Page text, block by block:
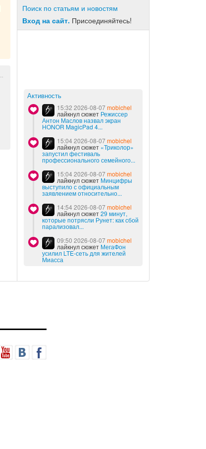
Поиск по статьям и новостям
Вход на сайт. Присоединяйтесь!
Активность
15:32 2026-08-07mobichel
лайкнул сюжет Режиссер
Антон Маслов назвал экран
HONOR MagicPad 4...
15:04 2026-08-07mobichel
лайкнул сюжет «Триколор»
запустил фестиваль
профессионального семейного...
15:04 2026-08-07mobichel
лайкнул сюжет Минцифры
выступило с официальным
заявлением относительно...
14:54 2026-08-07mobichel
лайкнул сюжет29 минут,
которые потрясли Рунет: как сбой
парализовал...
09:50 2026-08-07mobichel
лайкнул сюжет МегаФон
усилил LTE-сеть для жителей
Миасса